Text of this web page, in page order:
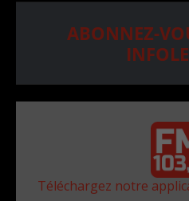
ABONNEZ-
Téléchargez notre